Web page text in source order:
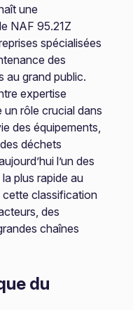
une
NAF 95.21Z
spécialisées
des
au grand public.
expertise
rôle crucial dans
des équipements,
déchets
l’un des
plus rapide au
classification
des
chaînes
du